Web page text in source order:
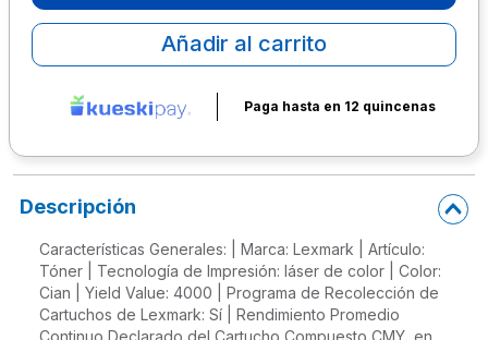
Añadir al carrito
Paga hasta en 12 quincenas
Descripción
Características Generales: | Marca: Lexmark | Artículo:
Tóner | Tecnología de Impresión: láser de color | Color:
Cian | Yield Value: 4000 | Programa de Recolección de
Cartuchos de Lexmark: Sí | Rendimiento Promedio
Continuo Declarado del Cartucho Compuesto CMY, en